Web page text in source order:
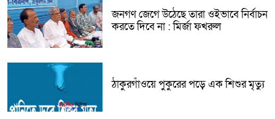
জনগণ জেগে উঠেছে তারা ওইভাবে নির্বাচন
করতে দিবে না : মির্জা ফখরুল
ঠাকুরগাঁওয়ে পুকুরের পড়ে এক শিশুর মৃত্যু